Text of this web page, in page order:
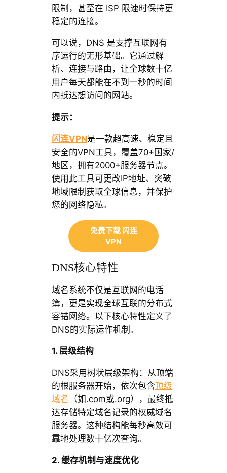
限制，甚至在 ISP 限速时保持更
稳定的连接。
可以说，DNS 是支撑互联网有
序运行的无形基础。它通过解
析、连接与路由，让全球数十亿
用户每天都能在不到一秒的时间
内抵达想访问的网站。
提示：
闪连VPN是一款超高速、稳定且
安全的VPN工具，覆盖70+国家/
地区，拥有2000+服务器节点。
使用此工具可更改IP地址、突破
地域限制获取全球信息，并保护
您的网络隐私。
免费下载 闪连
VPN
DNS核心特性
域名系统不仅是互联网的电话
簿，更是实现全球互联的分布式
容错网络。以下核心特性定义了
DNS的实际运作机制。
1. 层级结构
DNS采用树状层级架构：从顶端
的根服务器开始，依次包含顶级
域名 （如.com或.org），最终抵
达存储特定域名记录的权威域名
服务器。这种结构能每秒高效可
靠地处理数十亿次查询。
2. 缓存机制与速度优化